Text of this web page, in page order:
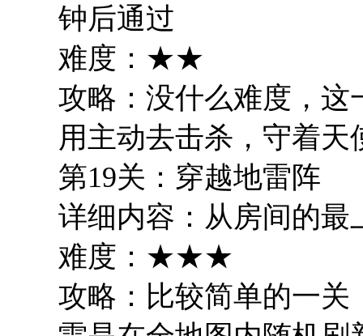
钟后通过
难度：★★
攻略：没什么难度，这
用主动去击杀，守着天
第19关：穿越地雷阵
详细内容：从房间的最
难度：★★★
攻略：比较简单的一关